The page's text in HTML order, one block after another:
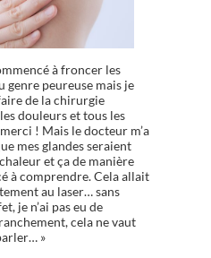
à froncer les
genre peureuse mais je
de la chirurgie
douleurs et tous les
! Mais le docteur m’a
mes glandes seraient
et ça de manière
à comprendre. Cela allait
au laser… sans
je n’ai pas eu de
cela ne vaut
»